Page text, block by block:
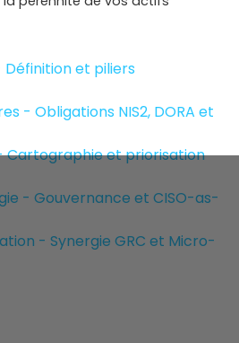
et piliers
- Obligations NIS2, DORA et
Cartographie et priorisation
- Gouvernance et CISO-as-
- Synergie GRC et Micro-